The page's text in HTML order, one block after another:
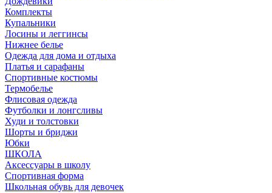
Комплекты
Купальники
Лосины и леггинсы
Нижнее белье
Одежда для дома и отдыха
Платья и сарафаны
Спортивные костюмы
Термобелье
Флисовая одежда
Футболки и лонгсливы
Худи и толстовки
Шорты и бриджи
Юбки
ШКОЛА
Аксессуары в школу
Спортивная форма
Школьная обувь для девочек